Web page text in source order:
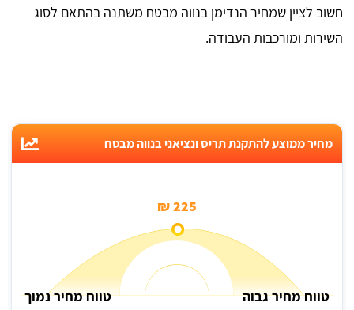
חשוב לציין שמחיר הנדימן בנווה מבטח משתנה בהתאם לסוג
השירות ומורכבות העבודה.
מחיר ממוצע להתקנת תריס ונציאני בנווה מבטח
225 ₪
טווח מחיר גבוה טווח מחיר נמוך